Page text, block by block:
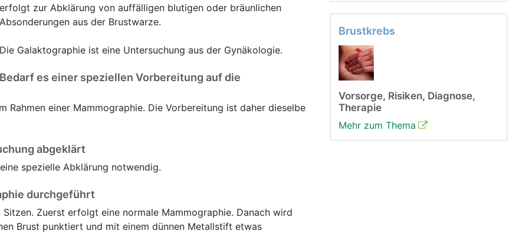
erfolgt zur Abklärung von auffälligen blutigen oder bräunlichen
Absonderungen aus der Brustwarze.
Die Galaktographie ist eine Untersuchung aus der Gynäkologie.
Bedarf es einer speziellen Vorbereitung auf die
Rahmen einer Mammographie. Die Vorbereitung ist daher dieselbe
abgeklärt
spezielle Abklärung notwendig.
durchgeführt
Zuerst erfolgt eine normale Mammographie. Danach wird
Brust punktiert und mit einem dünnen Metallstift etwas
Brustkrebs
Vorsorge, Risiken, Diagnose,
Therapie
Mehr zum Thema